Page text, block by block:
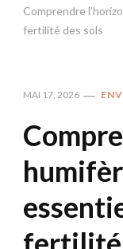
Comprendre
fertilité des sols
MAI 17, 2026